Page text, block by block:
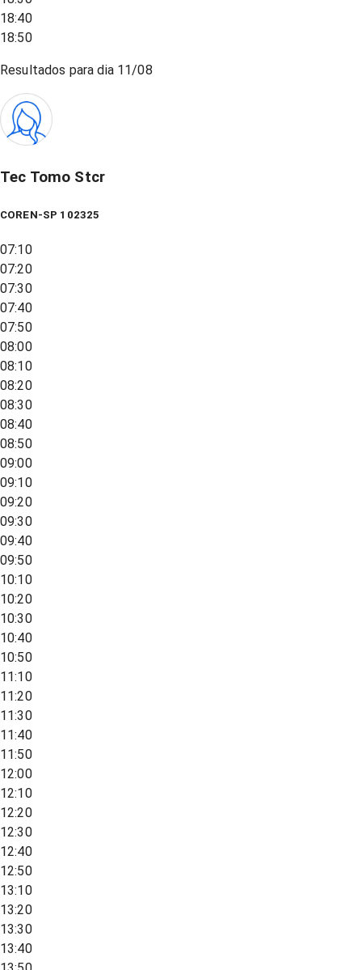
18:40
18:50
Resultados para dia 11/08
Tec Tomo Stcr
COREN-SP 102325
07:10
07:20
07:30
07:40
07:50
08:00
08:10
08:20
08:30
08:40
08:50
09:00
09:10
09:20
09:30
09:40
09:50
10:10
10:20
10:30
10:40
10:50
11:10
11:20
11:30
11:40
11:50
12:00
12:10
12:20
12:30
12:40
12:50
13:10
13:20
13:30
13:40